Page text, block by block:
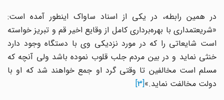
در همین رابطه، در یکی از اسناد ساواک اینطور آمده است:
«شریعتمداری با بهره‌برداری کامل از وقایع اخیر قم و تبریز خواسته
است شایعاتی را که در مورد نزدیکی وی با دستگاه وجود دارد
خنثی نماید و در بین مردم جلب قلوب نموده باشد ولی آنچه که
مسلم است مخالفین تا وقتی گرد او جمع خواهند شد که او با
دولت مخالفت نماید.»[3]